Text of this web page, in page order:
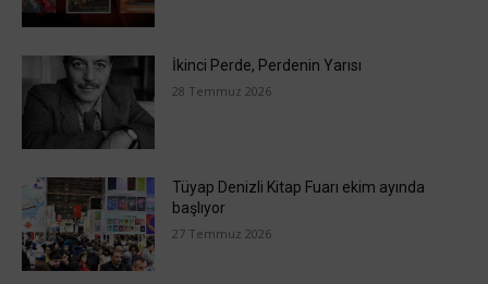
İkinci Perde, Perdenin Yarısı
28 Temmuz 2026
Tüyap Denizli Kitap Fuarı ekim ayında
başlıyor
27 Temmuz 2026